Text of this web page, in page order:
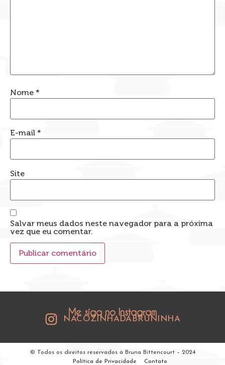
Nome *
E-mail *
Site
Salvar meus dados neste navegador para a próxima
vez que eu comentar.
Me siga no Instagram
NACOZINHADABRUNINHA
© Todos os direitos reservados à Bruna Bittencourt – 2024
Política de Privacidade
Contato